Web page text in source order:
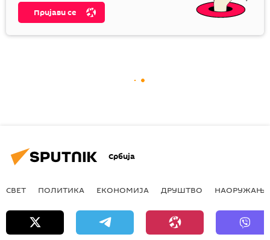
Пријави се
Србија
СВЕТ ПОЛИТИКА ЕКОНОМИЈА ДРУШТВО НАОРУЖАЊЕ